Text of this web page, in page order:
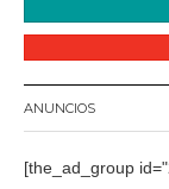
ANUNCIOS
[the_ad_group